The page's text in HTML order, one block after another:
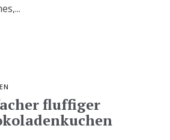
fluffiger